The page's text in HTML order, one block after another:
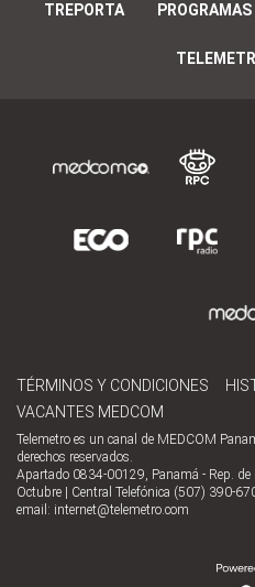
TREPORTA PROGRAMAS
TÉRMINOS Y CONDICIONES
VACANTES MEDCOM
Telemetro es un canal de MEDCOM
derechos reservados.
Apartado 0834-00129, Panamá - Rep.
Octubre | Central Telefónica (507) 390-
email: internet@telemetro.com